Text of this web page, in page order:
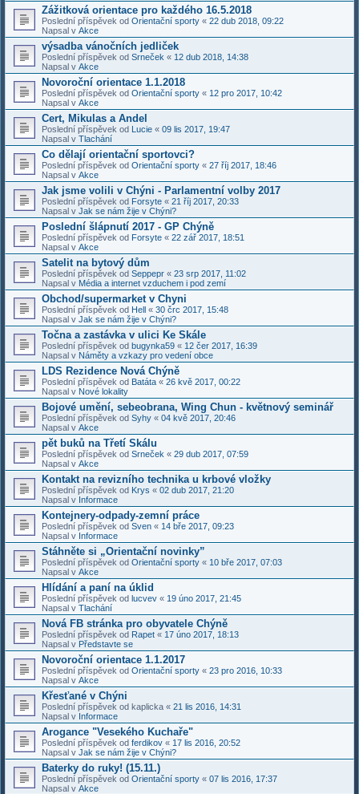
Zážitková orientace pro každého 16.5.2018
Poslední příspěvek od Orientační sporty « 22 dub 2018, 09:22
Napsal v Akce
výsadba vánočních jedliček
Poslední příspěvek od Srneček « 12 dub 2018, 14:38
Napsal v Akce
Novoroční orientace 1.1.2018
Poslední příspěvek od Orientační sporty « 12 pro 2017, 10:42
Napsal v Akce
Cert, Mikulas a Andel
Poslední příspěvek od Lucie « 09 lis 2017, 19:47
Napsal v Tlachání
Co dělají orientační sportovci?
Poslední příspěvek od Orientační sporty « 27 říj 2017, 18:46
Napsal v Akce
Jak jsme volili v Chýni - Parlamentní volby 2017
Poslední příspěvek od Forsyte « 21 říj 2017, 20:33
Napsal v Jak se nám žije v Chýni?
Poslední šlápnutí 2017 - GP Chýně
Poslední příspěvek od Forsyte « 22 zář 2017, 18:51
Napsal v Akce
Satelit na bytový dům
Poslední příspěvek od Seppepr « 23 srp 2017, 11:02
Napsal v Média a internet vzduchem i pod zemí
Obchod/supermarket v Chyni
Poslední příspěvek od Hell « 30 črc 2017, 15:48
Napsal v Jak se nám žije v Chýni?
Točna a zastávka v ulici Ke Skále
Poslední příspěvek od bugynka59 « 12 čer 2017, 16:39
Napsal v Náměty a vzkazy pro vedení obce
LDS Rezidence Nová Chýně
Poslední příspěvek od Batáta « 26 kvě 2017, 00:22
Napsal v Nové lokality
Bojové umění, sebeobrana, Wing Chun - květnový seminář
Poslední příspěvek od Syhy « 04 kvě 2017, 20:46
Napsal v Akce
pět buků na Třetí Skálu
Poslední příspěvek od Srneček « 29 dub 2017, 07:59
Napsal v Akce
Kontakt na revizního technika u krbové vložky
Poslední příspěvek od Krys « 02 dub 2017, 21:20
Napsal v Informace
Kontejnery-odpady-zemní práce
Poslední příspěvek od Sven « 14 bře 2017, 09:23
Napsal v Informace
Stáhněte si „Orientační novinky”
Poslední příspěvek od Orientační sporty « 10 bře 2017, 07:03
Napsal v Akce
Hlídání a paní na úklid
Poslední příspěvek od lucvev « 19 úno 2017, 21:45
Napsal v Tlachání
Nová FB stránka pro obyvatele Chýně
Poslední příspěvek od Rapet « 17 úno 2017, 18:13
Napsal v Představte se
Novoroční orientace 1.1.2017
Poslední příspěvek od Orientační sporty « 23 pro 2016, 10:33
Napsal v Akce
Křesťané v Chýni
Poslední příspěvek od kaplicka « 21 lis 2016, 14:31
Napsal v Informace
Arogance "Vesekého Kuchaře"
Poslední příspěvek od ferdikov « 17 lis 2016, 20:52
Napsal v Jak se nám žije v Chýni?
Baterky do ruky! (15.11.)
Poslední příspěvek od Orientační sporty « 07 lis 2016, 17:37
Napsal v Akce